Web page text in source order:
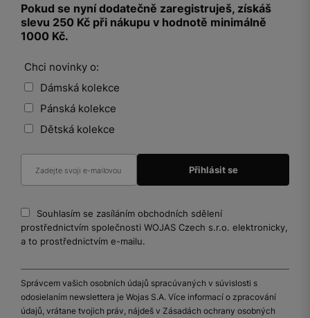
Pokud se nyní dodatečně zaregistruješ, získáš
slevu 250 Kč při nákupu v hodnotě minimálně
1000 Kč.
Chci novinky o:
Dámská kolekce
Pánská kolekce
Dětská kolekce
Souhlasím se zasíláním obchodních sdělení
prostřednictvím společnosti WOJAS Czech s.r.o. elektronicky,
a to prostřednictvím e-mailu.
Správcem vašich osobních údajů spracúvaných v súvislosti s
odosielaním newslettera je Wojas S.A. Více informací o zpracování
údajů, vrátane tvojich práv, nájdeš v Zásadách ochrany osobných